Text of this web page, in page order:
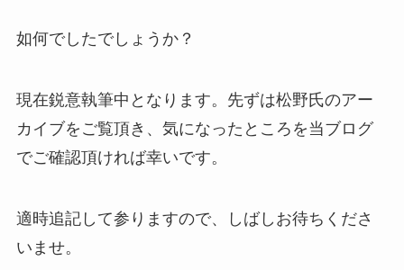
如何でしたでしょうか？
現在鋭意執筆中となります。先ずは松野氏のアー
カイブをご覧頂き、気になったところを当ブログ
でご確認頂ければ幸いです。
適時追記して参りますので、しばしお待ちくださ
いませ。